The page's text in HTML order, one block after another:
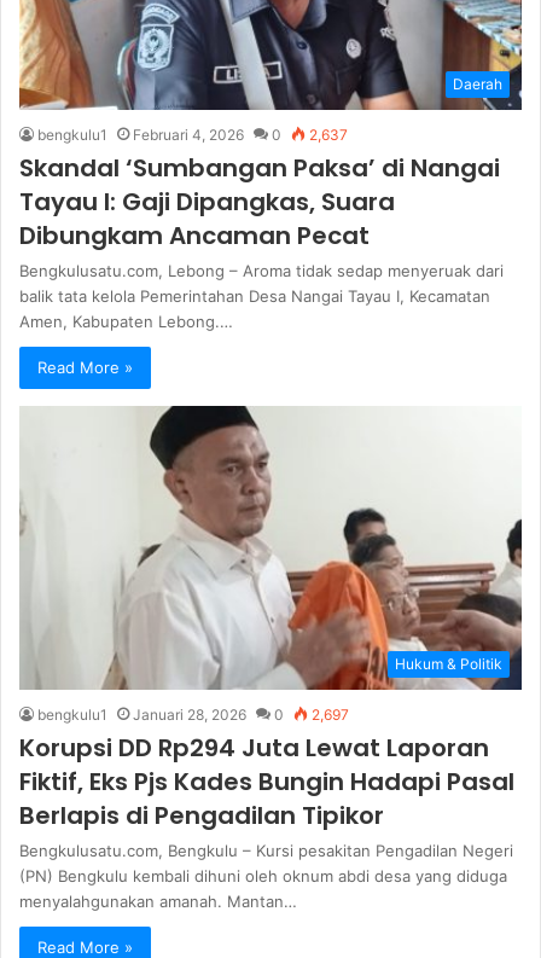
Daerah
bengkulu1 Februari 4, 2026 0 2,637
Skandal ‘Sumbangan Paksa’ di Nangai
Tayau I: Gaji Dipangkas, Suara
Dibungkam Ancaman Pecat
Bengkulusatu.com, Lebong – Aroma tidak sedap menyeruak dari
balik tata kelola Pemerintahan Desa Nangai Tayau I, Kecamatan
Amen, Kabupaten Lebong.…
Read More »
Hukum & Politik
bengkulu1 Januari 28, 2026 0 2,697
Korupsi DD Rp294 Juta Lewat Laporan
Fiktif, Eks Pjs Kades Bungin Hadapi Pasal
Berlapis di Pengadilan Tipikor
Bengkulusatu.com, Bengkulu – Kursi pesakitan Pengadilan Negeri
(PN) Bengkulu kembali dihuni oleh oknum abdi desa yang diduga
menyalahgunakan amanah. Mantan…
Read More »